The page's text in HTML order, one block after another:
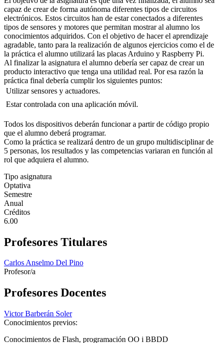
capaz de crear de forma autónoma diferentes tipos de circuitos
electrónicos. Estos circuitos han de estar conectados a diferentes
tipos de sensores y motores que permitan mostrar al alumno los
conocimientos adquiridos. Con el objetivo de hacer el aprendizaje
agradable, tanto para la realización de algunos ejercicios como el de
la práctica el alumno utilizará las placas Arduino y Raspberry Pi.
Al finalizar la asignatura el alumno debería ser capaz de crear un
producto interactivo que tenga una utilidad real. Por esa razón la
práctica final debería cumplir los siguientes puntos:
 Utilizar sensores y actuadores.
 Estar controlada con una aplicación móvil.
Todos los dispositivos deberán funcionar a partir de código propio
que el alumno deberá programar.
Como la práctica se realizará dentro de un grupo multidisciplinar de
5 personas, los resultados y las competencias variaran en función al
rol que adquiera el alumno.
Tipo asignatura
Optativa
Semestre
Anual
Créditos
6.00
Profesores Titulares
Carlos Anselmo Del Pino
Profesor/a
Profesores Docentes
Victor Barberán Soler
Conocimientos previos:
Conocimientos de Flash, programación OO i BBDD